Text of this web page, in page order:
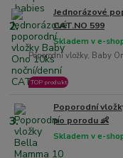
2.
Jednorázové
CAT.NO 599
Poporodní vložky, Baby
Skladem v e-
TOP produkt
3.
Poporodní
po porodu 👶
Skladem v e-